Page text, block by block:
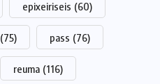
epixeiriseis (60)
(75) pass (76)
reuma (116)